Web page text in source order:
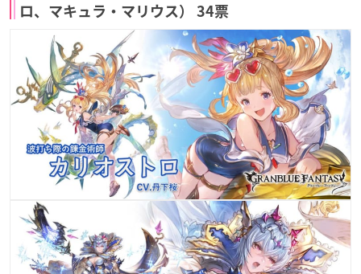
ロ、マキュラ・マリウス） 34票